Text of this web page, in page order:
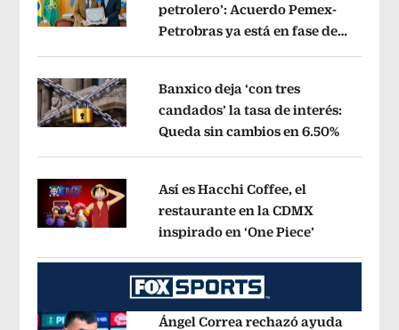
Opens in new window
petrolero’: Acuerdo Pemex-
Petrobras ya está en fase de
Opens in new window
Banxico deja ‘con tres
candados’ la tasa de interés:
Queda sin cambios en 6.50%Opens
Opens in new window
Así es Hacchi Coffee, el
restaurante en la CDMX
inspirado en ‘One Piece’
Ángel Correa rechazó ayuda